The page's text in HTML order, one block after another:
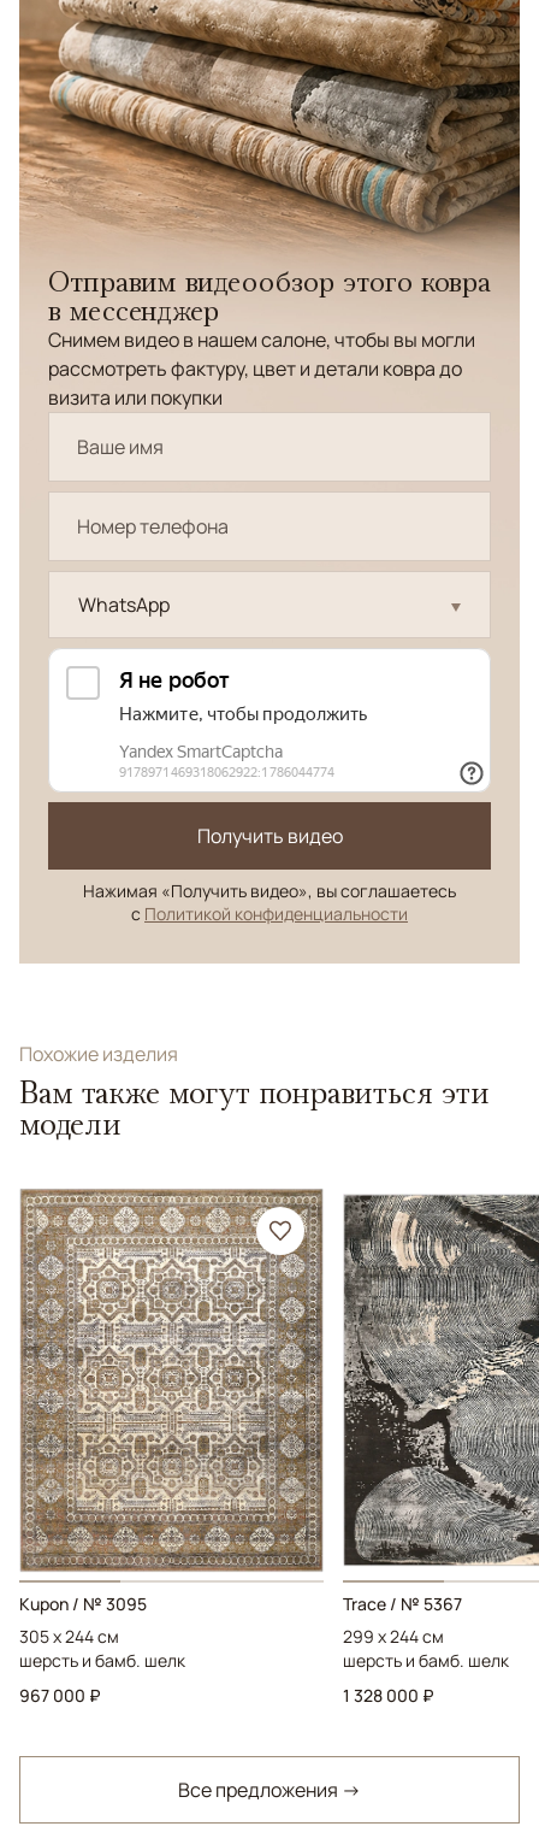
Отправим видеообзор этого ковра
в мессенджер
Снимем видео в нашем салоне, чтобы вы могли
рассмотреть фактуру, цвет и детали ковра до
визита или покупки
WhatsApp
Получить видео
Нажимая «Получить видео», вы соглашаетесь
с Политикой конфиденциальности
Похожие изделия
Вам также могут понравиться эти
модели
Kupon / № 3095
305 x 244 см
шерсть и бамб. шелк
967 000 ₽
Trace / № 5367
299 x 244 см
шерсть и бамб. шелк
1 328 000 ₽
Все предложения →